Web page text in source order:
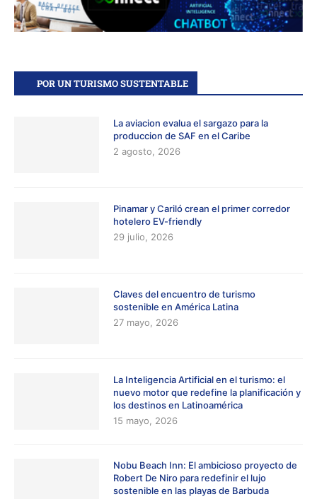
POR UN TURISMO SUSTENTABLE
La aviacion evalua el sargazo para la
produccion de SAF en el Caribe
2 agosto, 2026
Pinamar y Cariló crean el primer corredor
hotelero EV-friendly
29 julio, 2026
Claves del encuentro de turismo
sostenible en América Latina
27 mayo, 2026
La Inteligencia Artificial en el turismo: el
nuevo motor que redefine la planificación y
los destinos en Latinoamérica
15 mayo, 2026
Nobu Beach Inn: El ambicioso proyecto de
Robert De Niro para redefinir el lujo
sostenible en las playas de Barbuda